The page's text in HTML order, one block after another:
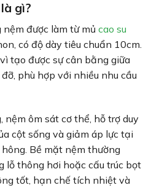
gì?
nệm được làm từ mủ cao su
có độ dày tiêu chuẩn 10cm.
tạo được sự cân bằng giữa
phù hợp với nhiều nhu cầu
ôm sát cơ thể, hỗ trợ duy
cột sống và giảm áp lực tại
Bề mặt nệm thường
lỗ thông hơi hoặc cấu trúc bọt
tốt, hạn chế tích nhiệt và